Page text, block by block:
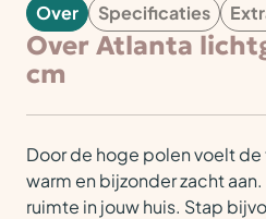
Over Specificaties
Over Atlanta
cm
Door de hoge polen voelt
warm en bijzonder zacht
ruimte in jouw huis. Stap